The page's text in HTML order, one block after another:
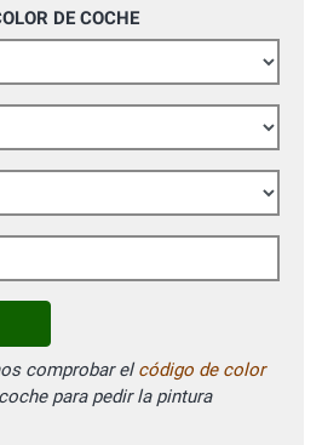
DE COCHE
comprobar elcódigo de color
para pedir la pintura